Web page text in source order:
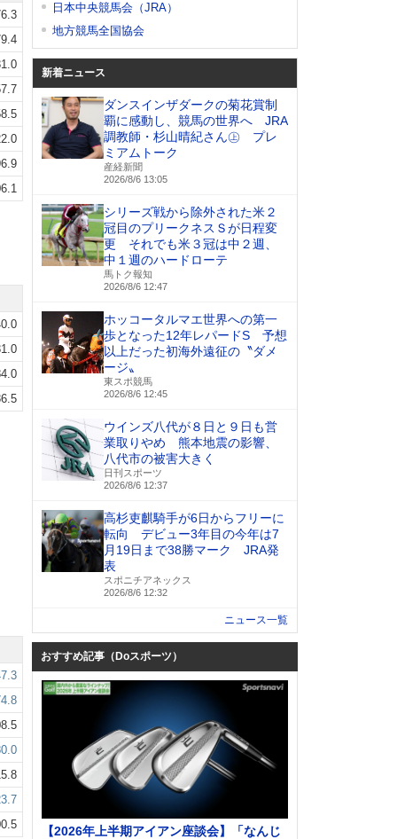
日本中央競馬会（JRA）
地方競馬全国協会
新着ニュース
ダンスインザダークの菊花賞制
覇に感動し、競馬の世界へ JRA
調教師・杉山晴紀さん㊤ プレ
ミアムトーク
産経新聞
2026/8/6 13:05
シリーズ戦から除外された米２
冠目のプリークネスＳが日程変
更 それでも米３冠は中２週、
中１週のハードローテ
馬トク報知
2026/8/6 12:47
ホッコータルマエ世界への第一
歩となった12年レパードS 予想
以上だった初海外遠征の〝ダメ
ージ〟
東スポ競馬
2026/8/6 12:45
ウインズ八代が８日と９日も営
業取りやめ 熊本地震の影響、
八代市の被害大きく
日刊スポーツ
2026/8/6 12:37
高杉吏麒騎手が6日からフリーに
転向 デビュー3年目の今年は7
月19日まで38勝マーク JRA発
表
スポニチアネックス
2026/8/6 12:32
ニュース一覧
おすすめ記事（Doスポーツ）
【2026年上半期アイアン座談会】「なんじ